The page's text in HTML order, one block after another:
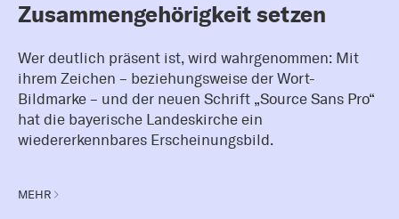
Zusammengehörigkeit setzen
Wer deutlich präsent ist, wird wahrgenommen: Mit
ihrem Zeichen – beziehungsweise der Wort-
Bildmarke – und der neuen Schrift „Source Sans Pro“
hat die bayerische Landeskirche ein
wiedererkennbares Erscheinungsbild.
MEHR